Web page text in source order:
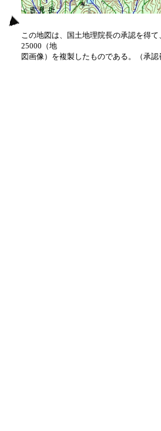
この地図は、国土地理院長の承認を得
25000（地
図画像）を複製したものである。（承